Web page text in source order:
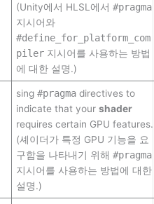
(Unity에서 HLSL에서#pragma
지시어와
#define_for_platform_com
piler 지시어를 사용하는 방법
에 대한 설명.)
sing#pragma directives to
indicate that yourshader
requires certain GPU features.
(셰이더가 특정 GPU 기능을 요
구함을 나타내기 위해#pragma
지시어를 사용하는 방법에 대한
설명.)